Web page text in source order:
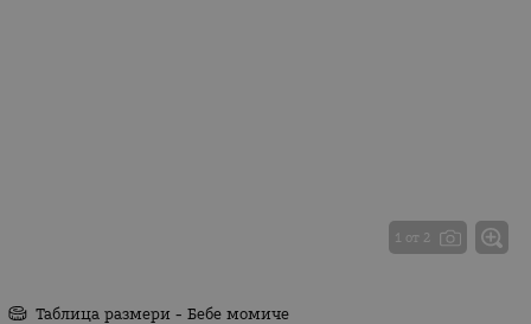
1 от 2
Таблица размери - Бебе момиче